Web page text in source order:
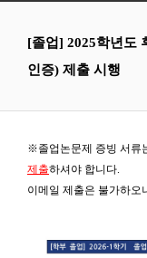
[졸업] 2025학년도
인증) 제출 시행
※졸업논문제 증빙 서류
제출하셔야 합니다.
이메일 제출은 불가하오